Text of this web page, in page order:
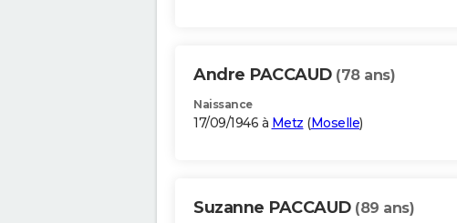
Andre PACCAUD (78 ans)
Naissance
17/09/1946 à Metz (Moselle)
Suzanne PACCAUD (89 ans)